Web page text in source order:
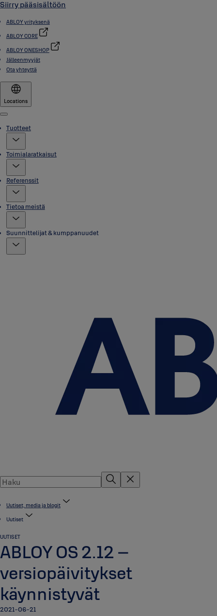
Siirry pääsisältöön
ABLOY yrityksenä
ABLOY CORE
ABLOY ONESHOP
Jälleenmyyjät
Ota yhteyttä
Locations
Menu
Tuotteet
Toimialaratkaisut
Referenssit
Tietoa meistä
Suunnittelijat & kumppanuudet
Uutiset, media ja blogit
Uutiset
UUTISET
ABLOY OS 2.12 –
versiopäivitykset
käynnistyvät
2021-06-21